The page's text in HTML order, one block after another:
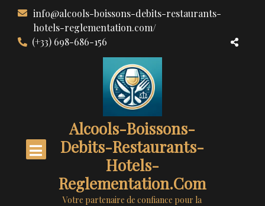
contenu
info@alcools-boissons-debits-restaurants-
hotels-reglementation.com/
(+33) 698-686-156
Alcools-Boissons-
Debits-Restaurants-
Hotels-
Reglementation.com
Votre partenaire de confiance pour la